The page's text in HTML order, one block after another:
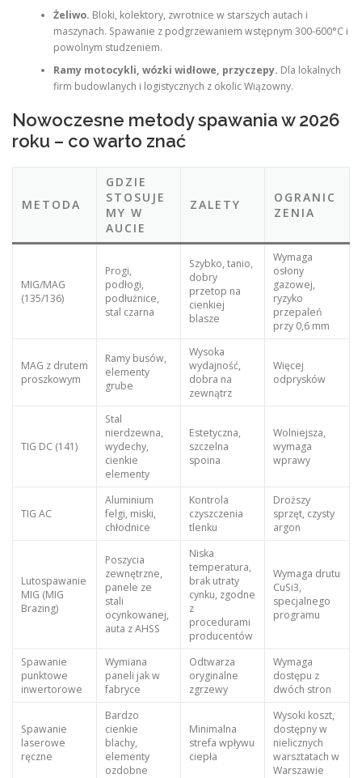
Żeliwo. Bloki, kolektory, zwrotnice w starszych autach i
maszynach. Spawanie z podgrzewaniem wstępnym 300-600°C i
powolnym studzeniem.
Ramy motocykli, wózki widłowe, przyczepy. Dla lokalnych
firm budowlanych i logistycznych z okolic Wiązowny.
Nowoczesne metody spawania w 2026
roku – co warto znać
METODA
GDZIE
STOSUJE
MY W
AUCIE
ZALETY
OGRANIC
ZENIA
MIG/MAG
(135/136)
Progi,
podłogi,
podłużnice,
stal czarna
Szybko, tanio,
dobry
przetop na
cienkiej
blasze
Wymaga
osłony
gazowej,
ryzyko
przepaleń
przy 0,6 mm
MAG z drutem
proszkowym
Ramy busów,
elementy
grube
Wysoka
wydajność,
dobra na
zewnątrz
Więcej
odprysków
TIG DC (141)
Stal
nierdzewna,
wydechy,
cienkie
elementy
Estetyczna,
szczelna
spoina
Wolniejsza,
wymaga
wprawy
TIG AC
Aluminium
felgi, miski,
chłodnice
Kontrola
czyszczenia
tlenku
Droższy
sprzęt, czysty
argon
Lutospawanie
MIG (MIG
Brazing)
Poszycia
zewnętrzne,
panele ze
stali
ocynkowanej,
auta z AHSS
Niska
temperatura,
brak utraty
cynku, zgodne
z
procedurami
producentów
Wymaga drutu
CuSi3,
specjalnego
programu
Spawanie
punktowe
inwertorowe
Wymiana
paneli jak w
fabryce
Odtwarza
oryginalne
zgrzewy
Wymaga
dostępu z
dwóch stron
Spawanie
laserowe
ręczne
Bardzo
cienkie
blachy,
elementy
ozdobne
Minimalna
strefa wpływu
ciepła
Wysoki koszt,
dostępny w
nielicznych
warsztatach w
Warszawie